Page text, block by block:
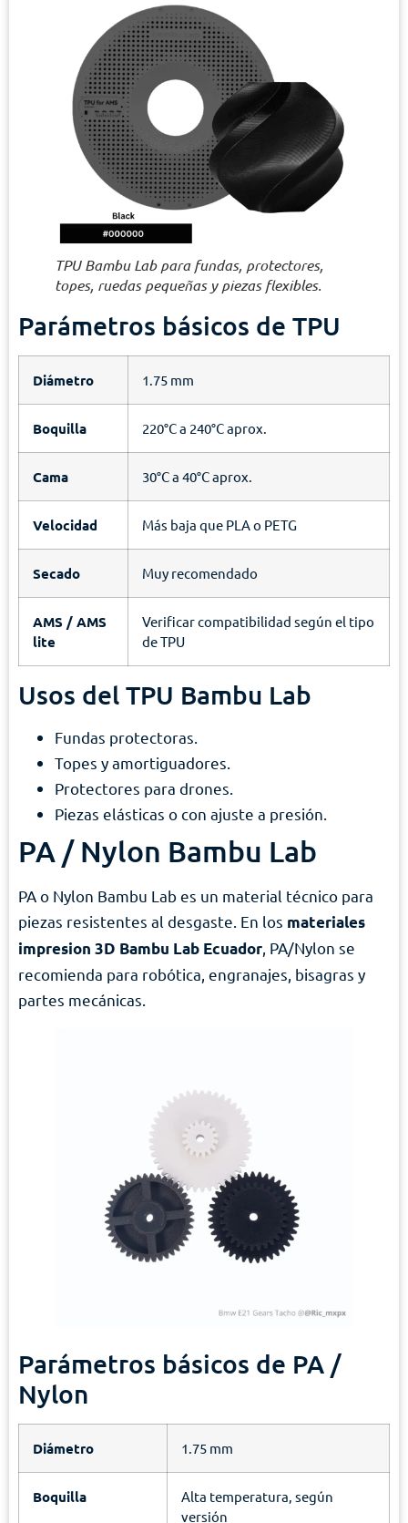
TPU Bambu Lab para fundas, protectores,
topes, ruedas pequeñas y piezas flexibles.
Parámetros básicos de TPU
Diámetro 1.75 mm
Boquilla 220°C a 240°C aprox.
Cama 30°C a 40°C aprox.
Velocidad Más baja que PLA o PETG
Secado Muy recomendado
AMS / AMS
lite
Verificar compatibilidad según el tipo
de TPU
Usos del TPU Bambu Lab
Fundas protectoras.
Topes y amortiguadores.
Protectores para drones.
Piezas elásticas o con ajuste a presión.
PA / Nylon Bambu Lab
PA o Nylon Bambu Lab es un material técnico para
piezas resistentes al desgaste. En los materiales
impresion 3D Bambu Lab Ecuador, PA/Nylon se
recomienda para robótica, engranajes, bisagras y
partes mecánicas.
Parámetros básicos de PA /
Nylon
Diámetro 1.75 mm
Boquilla
Alta temperatura, según
versión